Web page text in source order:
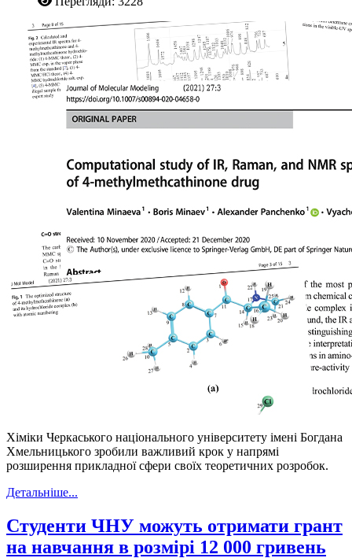
Хіміки Черкаського національного університету імені Богдана
Хмельницького зробили важливий крок у напрямі
розширення прикладної сфери своїх теоретичних розробок.
Детальніше...
Студенти ЧНУ можуть отримати грант
на навчання в розмірі 12 000 гривень